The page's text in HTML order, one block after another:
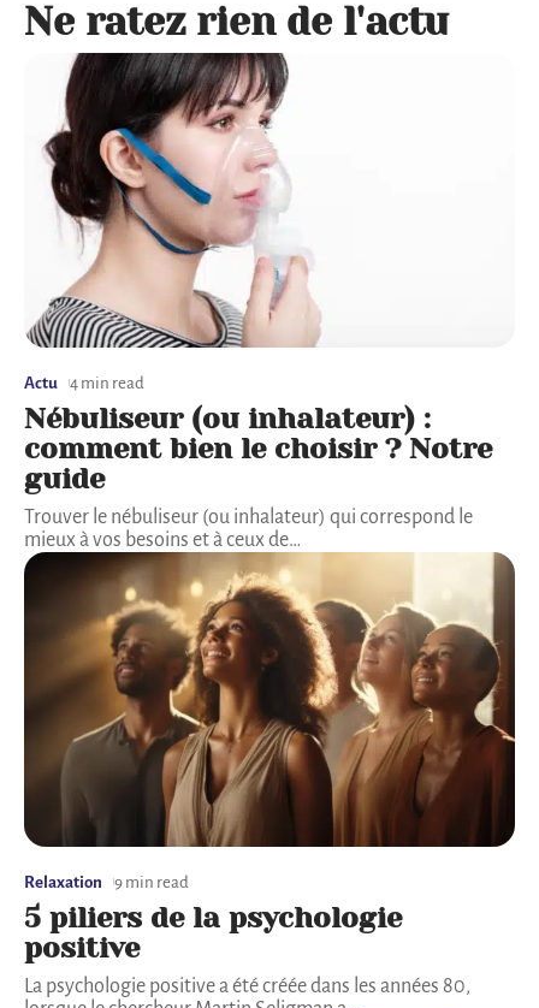
Ne ratez rien de l'actu
Actu 4 min read
Nébuliseur (ou inhalateur) :
comment bien le choisir ? Notre
guide
Trouver le nébuliseur (ou inhalateur) qui correspond le
mieux à vos besoins et à ceux de…
Relaxation 9 min read
5 piliers de la psychologie
positive
La psychologie positive a été créée dans les années 80,